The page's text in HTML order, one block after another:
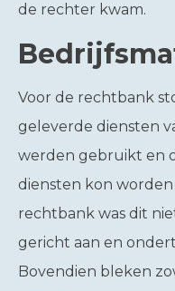
de rechter kwam.
Voor de rechtbank
geleverde diensten
werden gebruikt en
diensten kon
rechtbank was dit
gericht aan en
Bovendien bleken